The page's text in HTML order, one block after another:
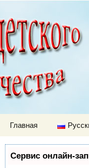
Главная
Сервис онлайн-